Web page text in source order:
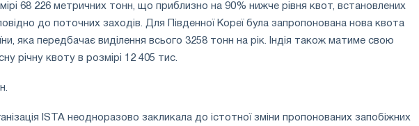
68 226 метричних тонн, що приблизно на 90% нижче рівня квот, встановлених
до поточних заходів. Для Південної Кореї була запропонована нова квота
яка передбачає виділення всього 3258 тонн на рік. Індія також матиме свою
річну квоту в розмірі 12 405 тис.
ISTA неодноразово закликала до істотної зміни пропонованих запобіжних